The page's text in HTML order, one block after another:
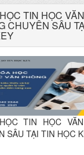
TIN HỌC VĂN
CHUYÊN SÂU
TIN HỌC
SÂU TẠI TIN HỌC